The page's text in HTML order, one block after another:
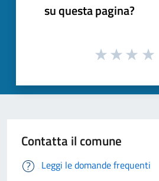
su questa pagina?
Contatta il comune
Leggi le domande frequenti